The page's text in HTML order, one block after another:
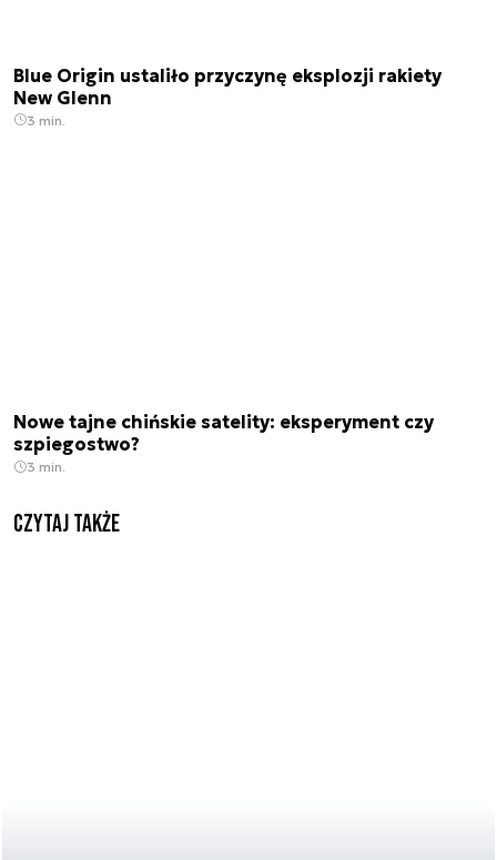
Blue Origin ustaliło przyczynę eksplozji rakiety
New Glenn
3 min.
Nowe tajne chińskie satelity: eksperyment czy
szpiegostwo?
3 min.
Czytaj także